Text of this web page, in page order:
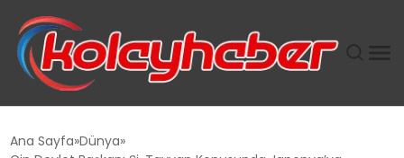
Ana Sayfa Dünya